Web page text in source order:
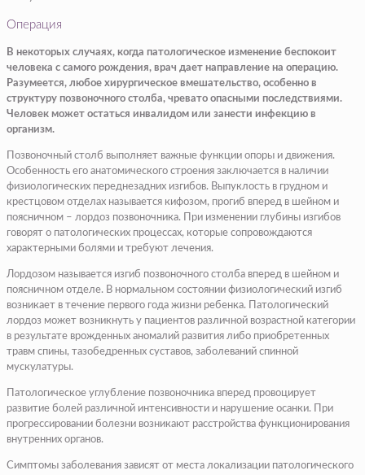
Операция
В некоторых случаях, когда патологическое изменение беспокоит
человека с самого рождения, врач дает направление на операцию.
Разумеется, любое хирургическое вмешательство, особенно в
структуру позвоночного столба, чревато опасными последствиями.
Человек может остаться инвалидом или занести инфекцию в
организм.
Позвоночный столб выполняет важные функции опоры и движения.
Особенность его анатомического строения заключается в наличии
физиологических переднезадних изгибов. Выпуклость в грудном и
крестцовом отделах называется кифозом, прогиб вперед в шейном и
поясничном – лордоз позвоночника. При изменении глубины изгибов
говорят о патологических процессах, которые сопровождаются
характерными болями и требуют лечения.
Лордозом называется изгиб позвоночного столба вперед в шейном и
поясничном отделе. В нормальном состоянии физиологический изгиб
возникает в течение первого года жизни ребенка. Патологический
лордоз может возникнуть у пациентов различной возрастной категории
в результате врожденных аномалий развития либо приобретенных
травм спины, тазобедренных суставов, заболеваний спинной
мускулатуры.
Патологическое углубление позвоночника вперед провоцирует
развитие болей различной интенсивности и нарушение осанки. При
прогрессировании болезни возникают расстройства функционирования
внутренних органов.
Симптомы заболевания зависят от места локализации патологического